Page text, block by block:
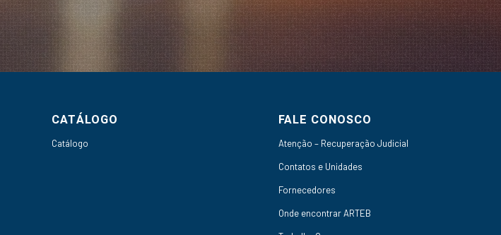
CATÁLOGO
Catálogo
FALE CONOSCO
Atenção – Recuperação Judicial
Contatos e Unidades
Fornecedores
Onde encontrar ARTEB